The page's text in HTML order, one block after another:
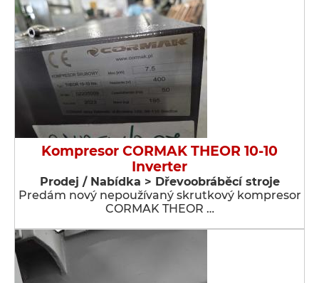
Kompresor CORMAK THEOR 10-10
Inverter
Prodej / Nabídka > Dřevoobráběcí stroje
Predám nový nepoužívaný skrutkový kompresor
CORMAK THEOR …